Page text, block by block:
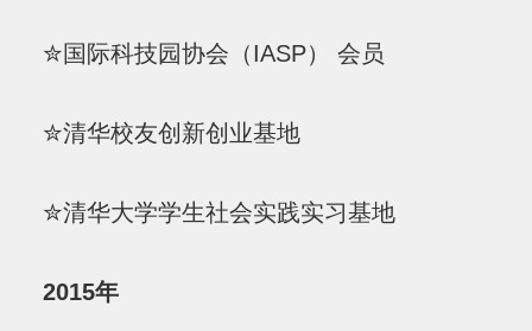
✮国际科技园协会（IASP） 会员
✮清华校友创新创业基地
✮清华大学学生社会实践实习基地
2015年